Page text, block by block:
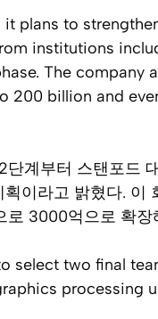
plans to
institutions
The
200 billion and
계부터 스탠포드
이라고 밝혔다. 이
3000억으로 확
select two final
processing